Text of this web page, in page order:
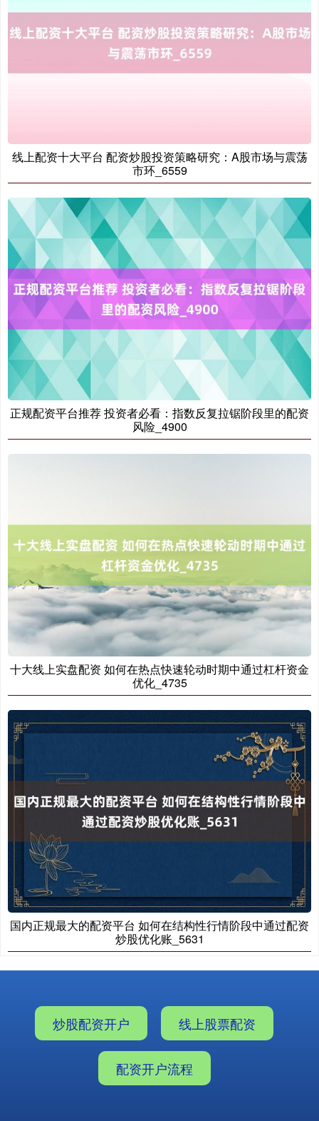
线上配资十大平台 配资炒股投资策略研究：A股市场与震荡
市环_6559
正规配资平台推荐 投资者必看：指数反复拉锯阶段里的配资
风险_4900
十大线上实盘配资 如何在热点快速轮动时期中通过杠杆资金
优化_4735
国内正规最大的配资平台 如何在结构性行情阶段中通过配资
炒股优化账_5631
炒股配资开户 线上股票配资
配资开户流程